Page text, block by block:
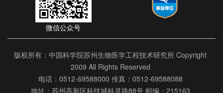
微信公众号
版权所有：中国科学院苏州生物医学工程技术研究所 Copyright
2009 All Rights Reserved
电话：0512-69588000 传真：0512-69588088
地址：苏州高新区科技城科灵路88号 邮编：215163